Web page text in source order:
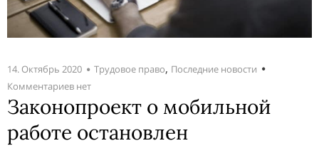
14. Октябрь 2020 Трудовое право, Последние новости
Комментариев нет
Законопроект о мобильной
работе остановлен